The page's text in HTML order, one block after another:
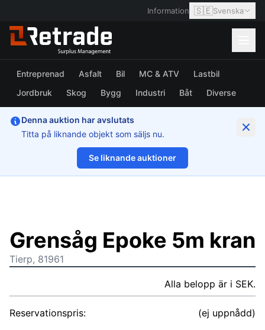
Information 🇸🇪Svenska
Entreprenad Asfalt Bil MC & ATV
Lastbil
Jordbruk
Skog Bygg Industri Båt Diverse
Denna auktion har avslutats
Titta på liknande objekt som säljs nu.
Se liknande auktioner
1/11
Grensåg Epoke 5m kran
Tierp, 81961
Alla belopp är i SEK.
Reservationspris:
(ej uppnådd)